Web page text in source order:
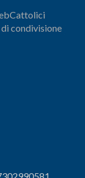
di condivisione